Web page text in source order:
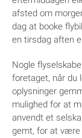
afsted om
dag at booke
en tirsdag aften
Nogle
foretaget, når du
oplysninger
mulighed for at
anvendt et
gemt, for at være